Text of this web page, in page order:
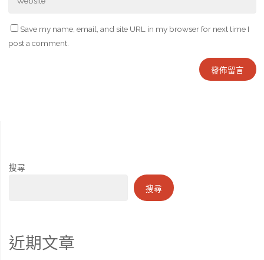
Save my name, email, and site URL in my browser for next time I
post a comment.
搜尋
搜尋
近期文章